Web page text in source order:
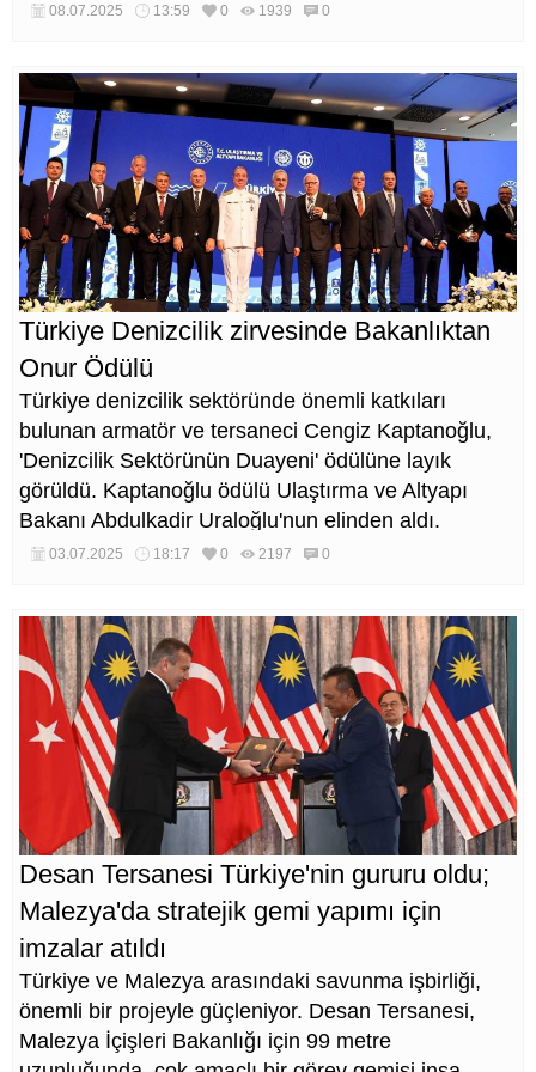
08.07.2025 13:59 0 1939 0
Türkiye Denizcilik zirvesinde Bakanlıktan
Onur Ödülü
Türkiye denizcilik sektöründe önemli katkıları
bulunan armatör ve tersaneci Cengiz Kaptanoğlu,
'Denizcilik Sektörünün Duayeni' ödülüne layık
görüldü. Kaptanoğlu ödülü Ulaştırma ve Altyapı
Bakanı Abdulkadir Uraloğlu'nun elinden aldı.
03.07.2025 18:17 0 2197 0
Desan Tersanesi Türkiye'nin gururu oldu;
Malezya'da stratejik gemi yapımı için
imzalar atıldı
Türkiye ve Malezya arasındaki savunma işbirliği,
önemli bir projeyle güçleniyor. Desan Tersanesi,
Malezya İçişleri Bakanlığı için 99 metre